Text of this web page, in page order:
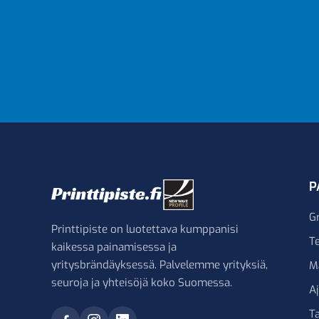
Printtipiste on luotettava kumppanisi
kaikessa painamisessa ja
yritysbrändäyksessä. Palvelemme yrityksiä,
seuroja ja yhteisöjä koko Suomessa.